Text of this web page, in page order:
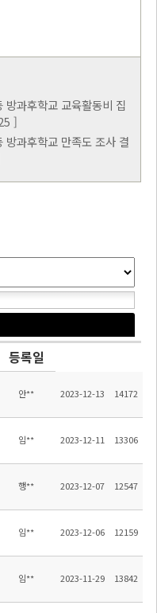
과후학교 교육활동비 집
]
과후학교 만족도 조사 결
등록일
동비 집행내역 및 만족도 조사 결과
안** 2023-12-13 14172
사 결과임** 2023-12-11 13306
용역 입찰공고
행** 2023-12-07 12547
족도 조사 실시
임** 2023-12-06 12159
강 신청 안내 가정통신문
임** 2023-11-29 13842